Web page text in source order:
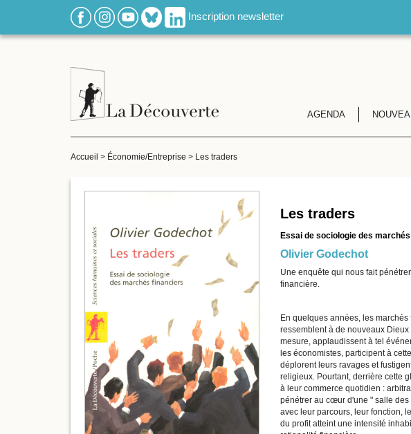
Inscription newsletter
AGENDA
Accueil > Économie/Entreprise > Les traders
Les traders
Essai de sociologie des
Olivier Godechot
Une enquête qui nous fait
financière.
En quelques années, les
ressemblent à de nouveaux
mesure, applaudissent à tel
les économistes, participent à
déplorent leurs ravages et
religieux. Pourtant, derrière cette
à leur commerce quotidien :
pénétrer au cœur d'une " salle
avec leur parcours, leur fonction,
du profit atteint une intensité